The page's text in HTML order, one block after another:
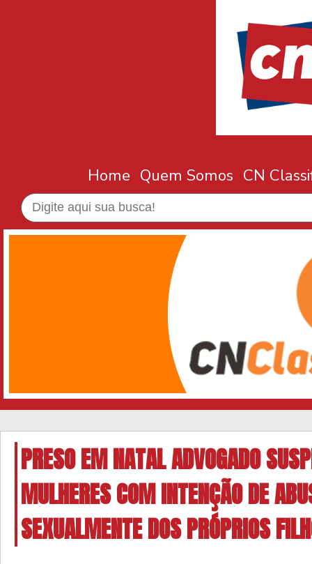
Home Quem Somos CN
PRESO EM NATAL ADVOGADO
MULHERES COM INTENÇÃO DE
SEXUALMENTE DOS PRÓPRIOS